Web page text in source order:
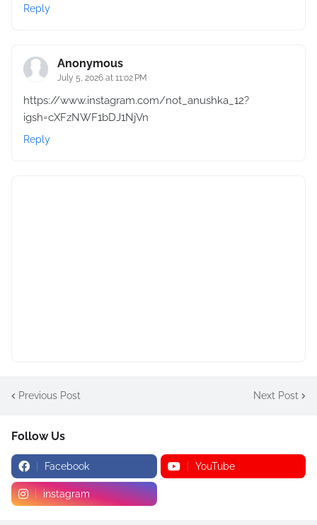
Reply
Anonymous
July 5, 2026 at 11:02 PM
https://www.instagram.com/not_anushka_12?
igsh=cXFzNWF1bDJ1NjVn
Reply
Previous Post Next Post
Follow Us
Facebook YouTube
instagram